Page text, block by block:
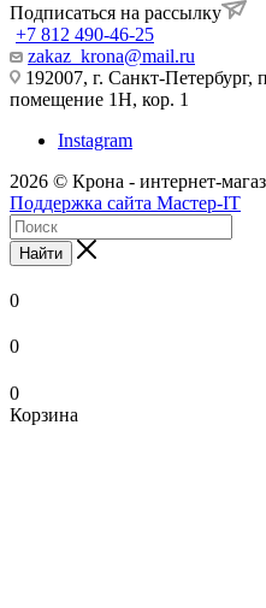
Подписаться на рассылку
+7 812 490-46-25
zakaz_krona@mail.ru
192007, г. Санкт-
помещение 1Н, кор. 1
Instagram
2026 © Крона - интернет-
Поддержка сайта Мастер-IT
Найти
0
0
0
Корзина